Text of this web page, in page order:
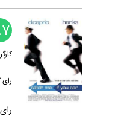
رای